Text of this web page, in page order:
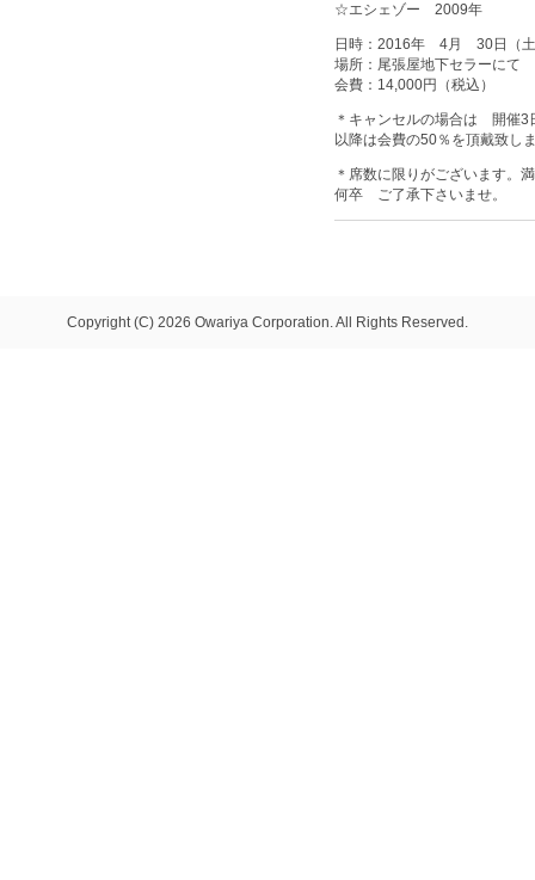
☆エシェゾー 2009年
日時：2016年 4月 30日（
場所：尾張屋地下セラーにて
会費：14,000円（税込）
＊キャンセルの場合は 開催3
以降は会費の50％を頂戴致し
＊席数に限りがございます。
何卒 ご了承下さいませ。
Copyright (C) 2026 Owariya Corporation. All Rights Reserved.